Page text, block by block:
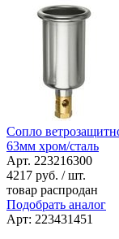
Сопло
63мм хром/сталь
Арт. 223216300
4217 руб. / шт.
товар распродан
Подобрать аналог
Арт: 223431451